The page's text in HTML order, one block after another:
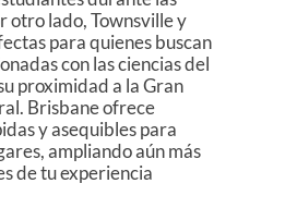
otro lado, Townsville y
para quienes buscan
con las ciencias del
proximidad a la Gran
Brisbane ofrece
y asequibles para
ampliando aún más
de tu experiencia